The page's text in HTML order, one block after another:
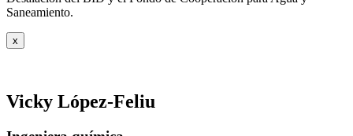
Saneamiento.
x
Vicky López-Feliu